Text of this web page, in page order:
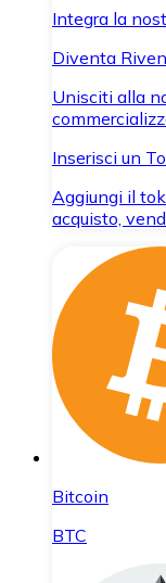
Integra la
Diventa
Unisciti alla
Inserisci un
Aggiungi il
acquisto,
Bitcoin
BTC